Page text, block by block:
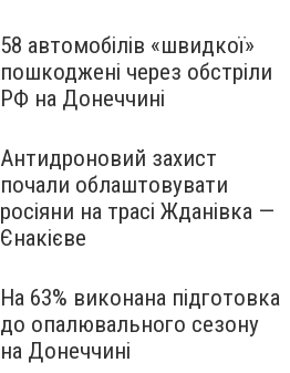
58 автомобілів «швидкої»
пошкоджені через обстріли
РФ на Донеччині
Антидроновий захист
почали облаштовувати
росіяни на трасі Жданівка —
Єнакієве
На 63% виконана підготовка
до опалювального сезону
на Донеччині